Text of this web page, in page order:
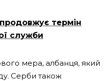
продовжує термін
служби
мера, албанця, який
Серби також